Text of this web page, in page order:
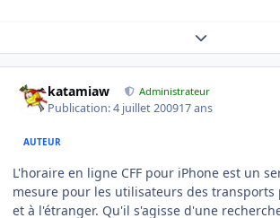
Expand topic
katamiaw Administrateur
Publication:4 juillet 200917 ans
AUTEUR
L'horaire en ligne CFF pour iPhone est un
mesure pour les utilisateurs des transports
et à l'étranger. Qu'il s'agisse d'une